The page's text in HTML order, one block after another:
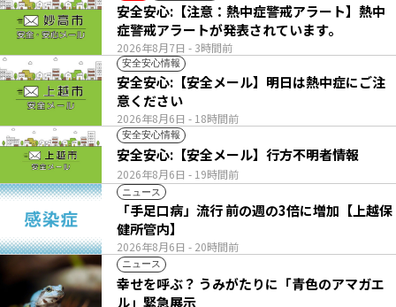
2026年8月7日 - 3時間前
安全安心:【注意：熱中症警戒アラート】熱中
症警戒アラートが発表されています。
安全安心情報
2026年8月6日 - 18時間前
安全安心:【安全メール】明日は熱中症にご注
意ください
安全安心情報
2026年8月6日 - 19時間前
安全安心:【安全メール】行方不明者情報
ニュース
2026年8月6日 - 20時間前
「手足口病」流行 前の週の3倍に増加【上越保
健所管内】
ニュース
幸せを呼ぶ？ うみがたりに「青色のアマガエ
ル」緊急展示